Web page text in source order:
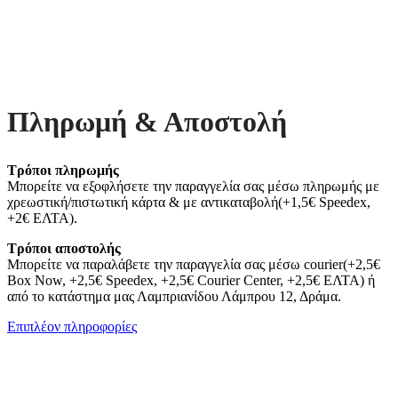
Πληρωμή & Αποστολή
Τρόποι πληρωμής
Μπορείτε να εξοφλήσετε την παραγγελία σας μέσω πληρωμής με
χρεωστική/πιστωτική κάρτα & με αντικαταβολή(+1,5€ Speedex,
+2€ ΕΛΤΑ).
Τρόποι αποστολής
Μπορείτε να παραλάβετε την παραγγελία σας μέσω courier(+2,5€
Box Now, +2,5€ Speedex, +2,5€ Courier Center, +2,5€ ΕΛΤΑ) ή
από το κατάστημα μας Λαμπριανίδου Λάμπρου 12, Δράμα.
Επιπλέον πληροφορίες